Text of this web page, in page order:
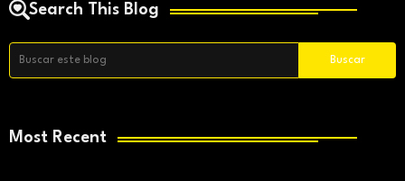
Search This Blog
Most Recent